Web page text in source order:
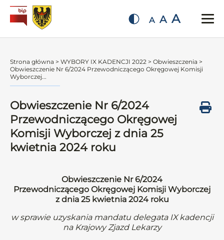
A A A
Strona główna > WYBORY IX KADENCJI 2022 > Obwieszczenia >
Obwieszczenie Nr 6/2024 Przewodniczącego Okręgowej Komisji
Wyborczej...
Obwieszczenie Nr 6/2024
Przewodniczącego Okręgowej
Komisji Wyborczej z dnia 25
kwietnia 2024 roku
Obwieszczenie Nr 6/2024
Przewodniczącego Okręgowej Komisji Wyborczej
z dnia 25 kwietnia 2024 roku
w sprawie uzyskania mandatu delegata IX kadencji
na Krajowy Zjazd Lekarzy